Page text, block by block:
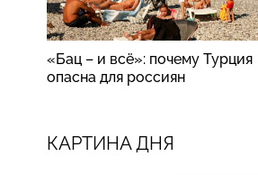
«Бац – и всё»: почему Турция
опасна для россиян
КАРТИНА ДНЯ